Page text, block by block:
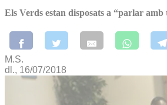
Els Verds estan disposats a “parlar
M.S.
dl., 16/07/2018